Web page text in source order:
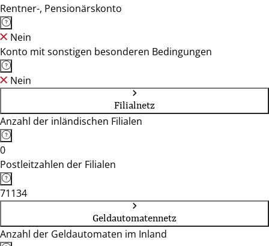
Rentner-, Pensionärskonto
Nein
Konto mit sonstigen besonderen Bedingungen
Nein
Filialnetz
Anzahl der inländischen Filialen
0
Postleitzahlen der Filialen
71134
Geldautomatennetz
Anzahl der Geldautomaten im Inland